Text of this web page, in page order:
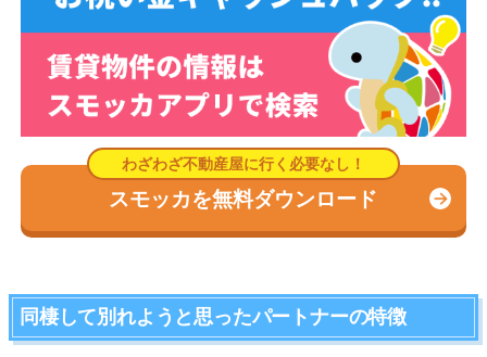
スモッカを無料ダウンロード
同棲して別れようと思ったパートナーの特徴